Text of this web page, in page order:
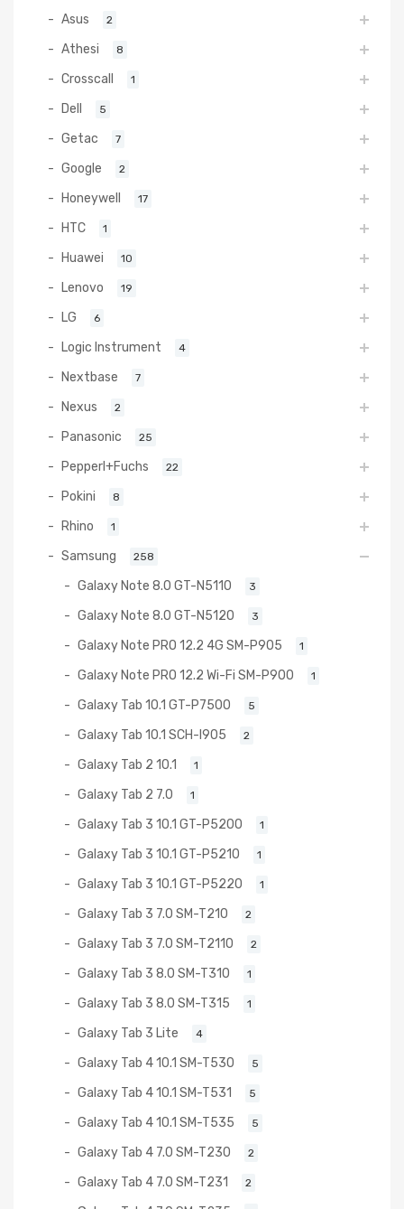
Asus 2
Athesi 8
Crosscall 1
Dell 5
Getac 7
Google 2
Honeywell 17
HTC 1
Huawei 10
Lenovo 19
LG 6
Logic Instrument 4
Nextbase 7
Nexus 2
Panasonic 25
Pepperl+Fuchs 22
Pokini 8
Rhino 1
Samsung 258
Galaxy Note 8.0 GT-N5110 3
Galaxy Note 8.0 GT-N5120 3
Galaxy Note PRO 12.2 4G SM-P905 1
Galaxy Note PRO 12.2 Wi-Fi SM-P900 1
Galaxy Tab 10.1 GT-P7500 5
Galaxy Tab 10.1 SCH-I905 2
Galaxy Tab 2 10.1 1
Galaxy Tab 2 7.0 1
Galaxy Tab 3 10.1 GT-P5200 1
Galaxy Tab 3 10.1 GT-P5210 1
Galaxy Tab 3 10.1 GT-P5220 1
Galaxy Tab 3 7.0 SM-T210 2
Galaxy Tab 3 7.0 SM-T2110 2
Galaxy Tab 3 8.0 SM-T310 1
Galaxy Tab 3 8.0 SM-T315 1
Galaxy Tab 3 Lite 4
Galaxy Tab 4 10.1 SM-T530 5
Galaxy Tab 4 10.1 SM-T531 5
Galaxy Tab 4 10.1 SM-T535 5
Galaxy Tab 4 7.0 SM-T230 2
Galaxy Tab 4 7.0 SM-T231 2